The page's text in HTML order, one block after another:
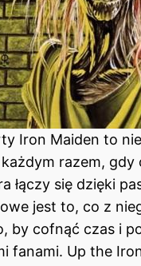
Iron Maiden to
razem,
łączy się dzięki
jest to, co z
by cofnąć czas i
fanami. Up the